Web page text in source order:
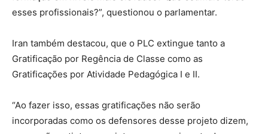
esses profissionais?”, questionou o parlamentar.
Iran também destacou, que o PLC extingue tanto a
Gratificação por Regência de Classe como as
Gratificações por Atividade Pedagógica I e II.
“Ao fazer isso, essas gratificações não serão
incorporadas como os defensores desse projeto dizem,